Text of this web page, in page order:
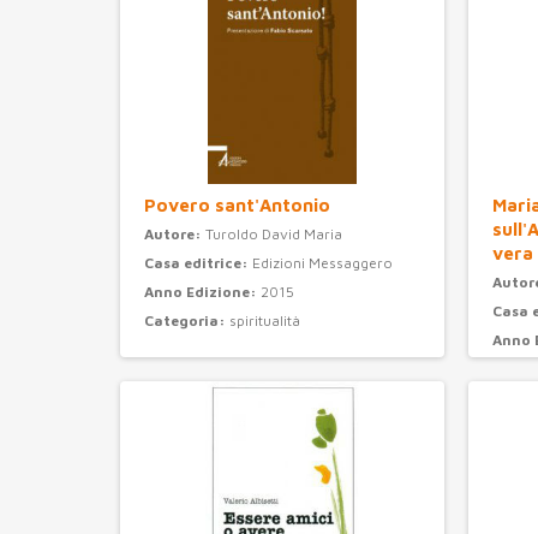
Povero sant'Antonio
Autore: Turoldo David Maria
Casa editrice: Edizioni Messaggero
Anno Edizione: 2015
Categoria: spiritualità
vera
Casa
Anno